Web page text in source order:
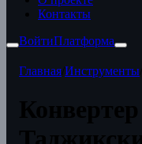
Контакты
ВойтиПлатформа
Главная Инструменты